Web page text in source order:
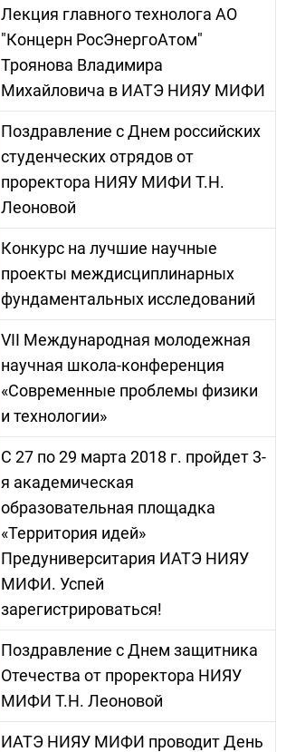
Лекция главного технолога АО
"Концерн РосЭнергоАтом"
Троянова Владимира
Михайловича в ИАТЭ НИЯУ МИФИ
Поздравление с Днем российских
студенческих отрядов от
проректора НИЯУ МИФИ Т.Н.
Леоновой
Конкурс на лучшие научные
проекты междисциплинарных
фундаментальных исследований
VII Международная молодежная
научная школа-конференция
«Современные проблемы физики
и технологии»
С 27 по 29 марта 2018 г. пройдет 3-
я академическая
образовательная площадка
«Территория идей»
Предуниверситария ИАТЭ НИЯУ
МИФИ. Успей
зарегистрироваться!
Поздравление с Днем защитника
Отечества от проректора НИЯУ
МИФИ Т.Н. Леоновой
ИАТЭ НИЯУ МИФИ проводит День